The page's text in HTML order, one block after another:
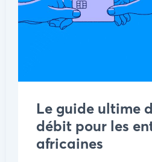
Le guide ultime
débit pour les
africaines